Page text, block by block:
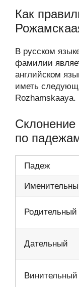
Как
В русском
фамилии
английском
иметь
Rozhamskaaya.
по
Падеж
Родительный
Дательный
Винительный